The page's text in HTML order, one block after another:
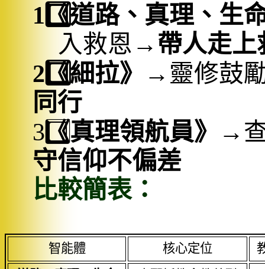
1️ 《道路、真理、生
入救恩→ 帶人走上
2️ 《細拉》
→靈修鼓
同行
3️《真理領航員》
→
守信仰不偏差
比較簡表：
智能體 核心定位